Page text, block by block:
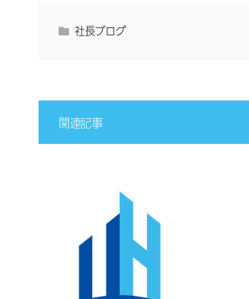
社長ブログ
関連記事